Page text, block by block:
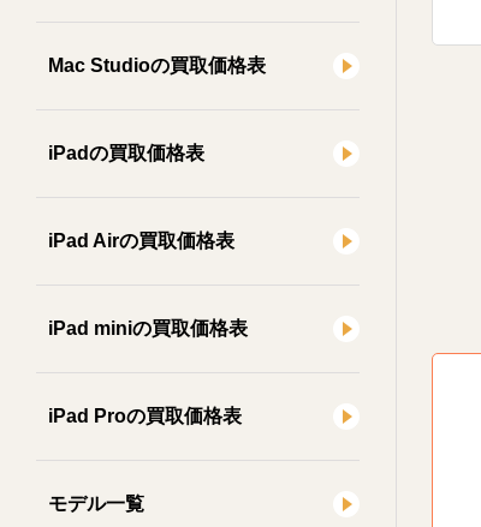
Mac Studioの買取価格表
iPadの買取価格表
iPad Airの買取価格表
iPad miniの買取価格表
iPad Proの買取価格表
モデル一覧